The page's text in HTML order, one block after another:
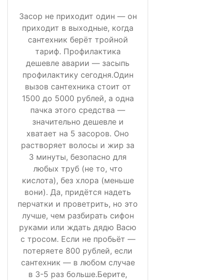
Засор не приходит один — он
приходит в выходные, когда
сантехник берёт тройной
тариф. Профилактика
дешевле аварии — засыпь
профилактику сегодня.Один
вызов сантехника стоит от
1500 до 5000 рублей, а одна
пачка этого средства —
значительно дешевле и
хватает на 5 засоров. Оно
растворяет волосы и жир за
3 минуты, безопасно для
любых труб (не то, что
кислота), без хлора (меньше
вони). Да, придётся надеть
перчатки и проветрить, но это
лучше, чем разбирать сифон
руками или ждать дядю Васю
с тросом. Если не пробьёт —
потеряете 800 рублей, если
сантехник — в любом случае
в 3-5 раз больше.Берите,